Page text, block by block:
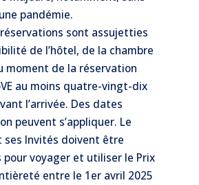
pandémie.
sont assujetties
de l’hôtel, de la chambre
moment de la réservation
au moins quatre-vingt-dix
l’arrivée. Des dates
peuvent s’appliquer. Le
ses Invités doivent être
pour voyager et utiliser le Prix
entre le 1er avril 2025